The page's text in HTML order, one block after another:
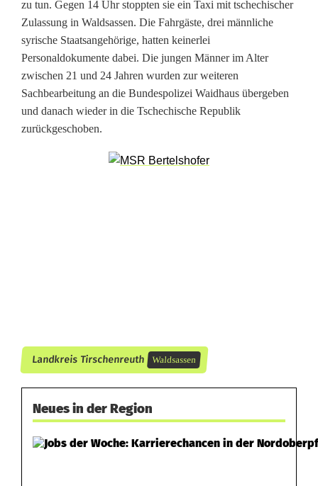
o
l
l
z
u
zu tun. Gegen 14 Uhr stoppten sie ein Taxi mit tschechischer
Zulassung in Waldsassen. Die Fahrgäste, drei männliche
syrische Staatsangehörige, hatten keinerlei
Personaldokumente dabei. Die jungen Männer im Alter
zwischen 21 und 24 Jahren wurden zur weiteren
Sachbearbeitung an die Bundespolizei Waidhaus übergeben
und danach wieder in die Tschechische Republik
zurückgeschoben.
Landkreis Tirschenreuth Waldsassen
Neues in der Region